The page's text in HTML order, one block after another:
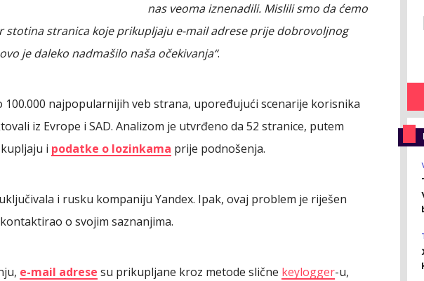
nas veoma iznenadili. Mislili smo da ćemo
stotina stranica koje prikupljaju e-mail adrese prije dobrovoljnog
je daleko nadmašilo naša očekivanja“.
100.000 najpopularnijih veb strana, upoređujući scenarije korisnika
iz Evrope i SAD. Analizom je utvrđeno da 52 stranice, putem
i podatke o lozinkama prije podnošenja.
i rusku kompaniju Yandex. Ipak, ovaj problem je riješen
o svojim saznanjima.
e-mail adrese su prikupljane kroz metode slične keylogger-u,